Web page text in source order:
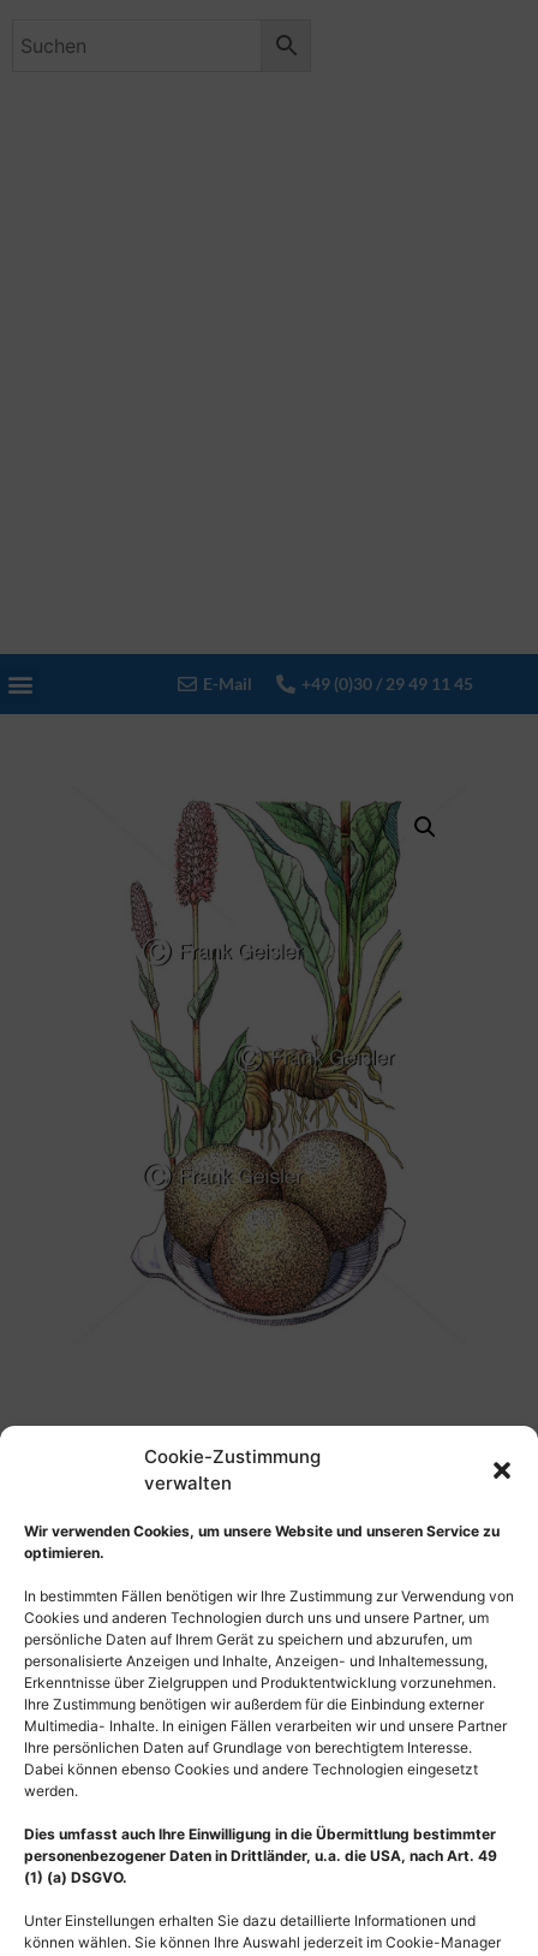
Cookie-Zustimmung
verwalten
Wir verwenden Cookies, um unsere Website und unseren Service zu
optimieren.
In bestimmten Fällen benötigen wir Ihre Zustimmung zur Verwendung von
Cookies und anderen Technologien durch uns und unsere Partner, um
persönliche Daten auf Ihrem Gerät zu speichern und abzurufen, um
personalisierte Anzeigen und Inhalte, Anzeigen- und Inhaltemessung,
Erkenntnisse über Zielgruppen und Produktentwicklung vorzunehmen.
Ihre Zustimmung benötigen wir außerdem für die Einbindung externer
Multimedia- Inhalte. In einigen Fällen verarbeiten wir und unsere Partner
Ihre persönlichen Daten auf Grundlage von berechtigtem Interesse.
Dabei können ebenso Cookies und andere Technologien eingesetzt
werden.
Dies umfasst auch Ihre Einwilligung in die Übermittlung bestimmter
personenbezogener Daten in Drittländer, u.a. die USA, nach Art. 49
(1) (a) DSGVO.
Unter Einstellungen erhalten Sie dazu detaillierte Informationen und
können wählen. Sie können Ihre Auswahl jederzeit im Cookie-Manager
E-Mail +49 (0)30 / 29 49 11 45
Bildnummer: 2033
Knöterich oder Wiesen-Knöterich
Bildnummer: 2033
135,00€
Lizenz